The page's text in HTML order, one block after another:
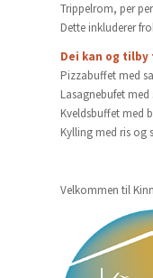
Trippelrom, per
Dette inkluderer
Dei kan og
Pizzabuffet
Lasagnebufet
Kveldsbuffet
Kylling
Velkommen til